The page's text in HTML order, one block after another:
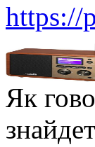
https://
Як